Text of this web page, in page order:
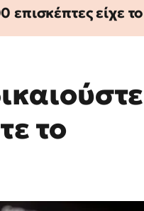
είχε
το